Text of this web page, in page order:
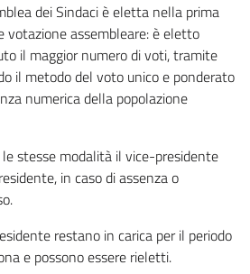
dei Sindaci è eletta nella prima
assembleare: è eletto
il maggior numero di voti, tramite
il metodo del voto unico e ponderato
numerica della popolazione
le stesse modalità il vice-presidente
in caso di assenza o
restano in carica per il periodo
e possono essere rieletti.